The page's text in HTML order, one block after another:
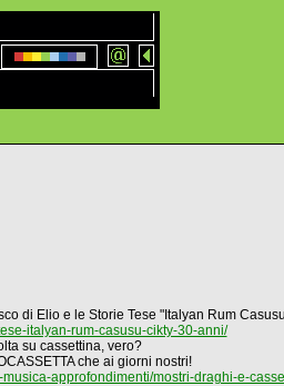
di Elio e le Storie Tese "Italyan Rum
italyan-rum-casusu-cikty-30-anni/
su cassettina, vero?
che ai giorni nostri!
approfondimenti/mostri-draghi-e-